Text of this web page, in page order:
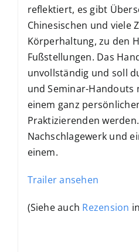
reflektiert, es gibt
Chinesischen und viele
Körperhaltung, zu den
Fußstellungen. Das
unvollständig und soll
und Seminar-Handouts
einem ganz
Praktizierenden
Nachschlagewerk und
einem.
Trailer ansehen
(Siehe auch Rezension